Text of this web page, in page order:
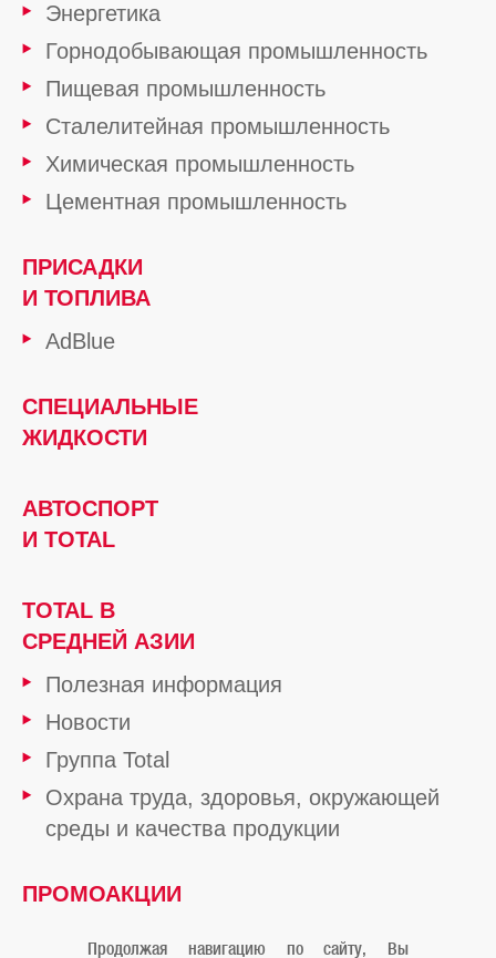
Энергетика
Горнодобывающая промышленность
Пищевая промышленность
Сталелитейная промышленность
Химическая промышленность
Цементная промышленность
ПРИСАДКИ
И ТОПЛИВА
AdBlue
СПЕЦИАЛЬНЫЕ
ЖИДКОСТИ
АВТОСПОРТ
И TOTAL
TOTAL В
СРЕДНЕЙ АЗИИ
Полезная информация
Новости
Группа Total
Охрана труда, здоровья, окружающей
среды и качества продукции
ПРОМОАКЦИИ
Продолжая навигацию по сайту, Вы